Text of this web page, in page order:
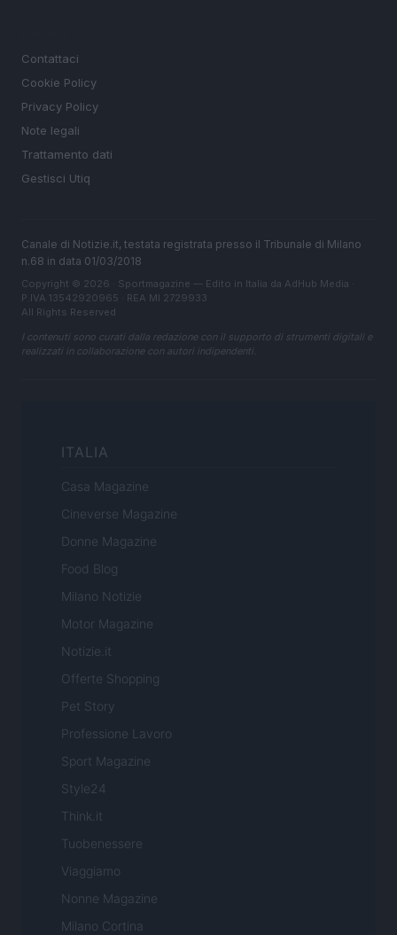
Contattaci
Cookie Policy
Privacy Policy
Note legali
Trattamento dati
Gestisci Utiq
Canale di Notizie.it, testata registrata presso il Tribunale di Milano
n.68 in data 01/03/2018
Copyright © 2026 · Sportmagazine — Edito in Italia da AdHub Media
P.IVA 13542920965 · REA MI 2729933
All Rights Reserved
I contenuti sono curati dalla redazione con il supporto di strumenti digitali e
realizzati in collaborazione con autori indipendenti.
ITALIA
Casa Magazine
Cineverse Magazine
Donne Magazine
Food Blog
Milano Notizie
Motor Magazine
Notizie.it
Offerte Shopping
Pet Story
Professione Lavoro
Sport Magazine
Style24
Think.it
Tuobenessere
Viaggiamo
Nonne Magazine
Milano Cortina